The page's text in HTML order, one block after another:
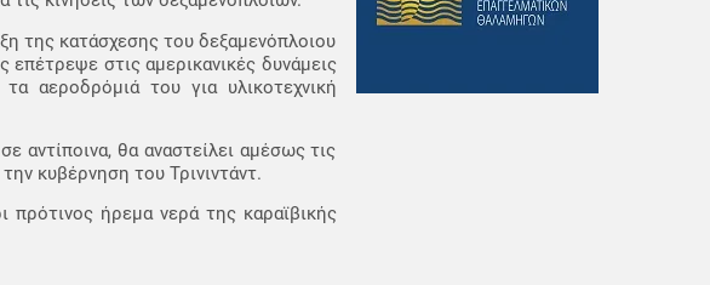
της κατάσχεσης του δεξαμενόπλοιου
στις αμερικανικές δυνάμεις
αεροδρόμιά του για υλικοτεχνική
θα αναστείλει αμέσως τις
κυβέρνηση του Τρινιντάντ.
πρότινος ήρεμα νερά της καραϊβικής